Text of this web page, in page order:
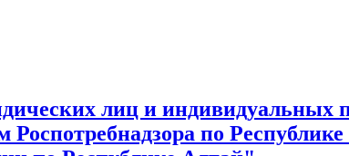
лиц и индивидуальных
Роспотребнадзора по